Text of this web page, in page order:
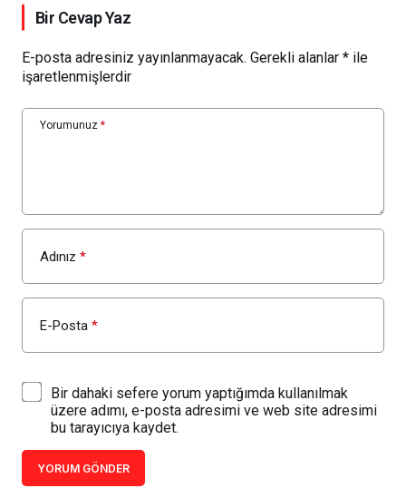
Bir Cevap Yaz
E-posta adresiniz yayınlanmayacak. Gerekli alanlar * ile
işaretlenmişlerdir
Yorumunuz *
Adınız *
E-Posta *
Bir dahaki sefere yorum yaptığımda kullanılmak
üzere adımı, e-posta adresimi ve web site adresimi
bu tarayıcıya kaydet.
YORUM GÖNDER